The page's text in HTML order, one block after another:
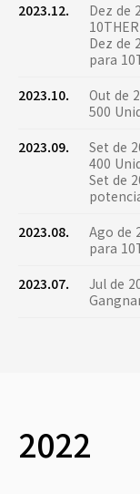
2023.12.
Dez de
Dez de
para
2023.10.
Out de
500
2023.09.
Set de
400
Set de
2023.08.
Ago de
para
2023.07.
Jul de
2022